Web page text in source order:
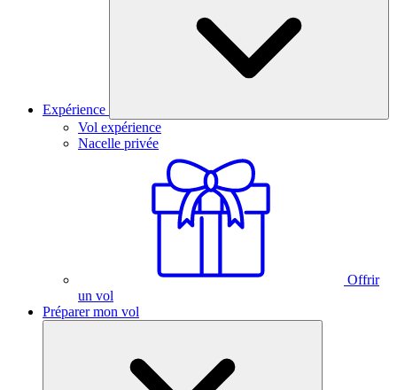
Expérience
Vol expérience
Nacelle privée
Offrir
un vol
Préparer mon vol